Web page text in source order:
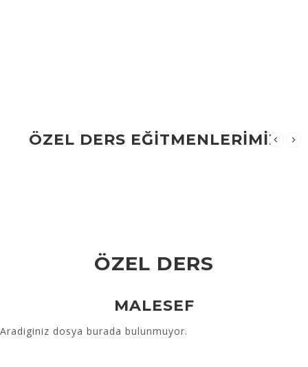
ÖZEL DERS EĞİTMENLERİMİZ
ÖZEL DERS
MALESEF
Aradiginiz dosya burada bulunmuyor.